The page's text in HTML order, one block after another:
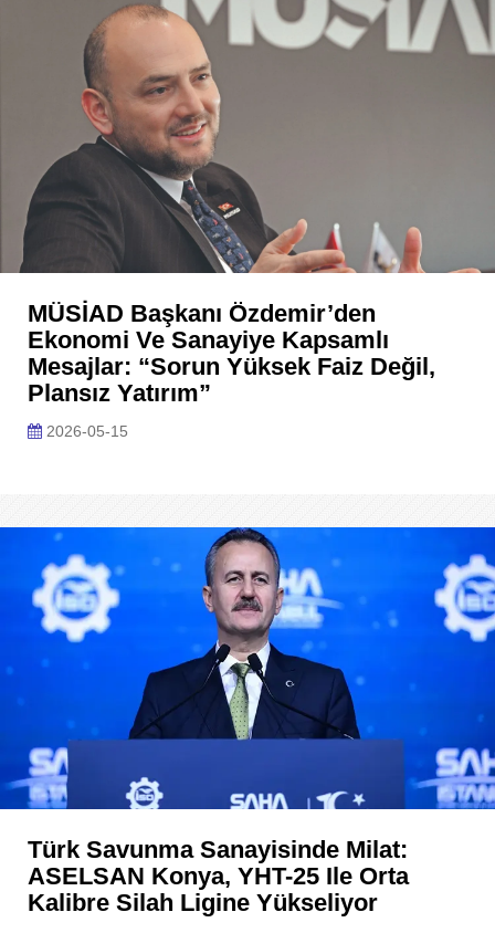
MÜSİAD Başkanı Özdemir’den
Ekonomi Ve Sanayiye Kapsamlı
Mesajlar: “Sorun Yüksek Faiz Değil,
Plansız Yatırım”
2026-05-15
Türk Savunma Sanayisinde Milat:
ASELSAN Konya, YHT-25 Ile Orta
Kalibre Silah Ligine Yükseliyor